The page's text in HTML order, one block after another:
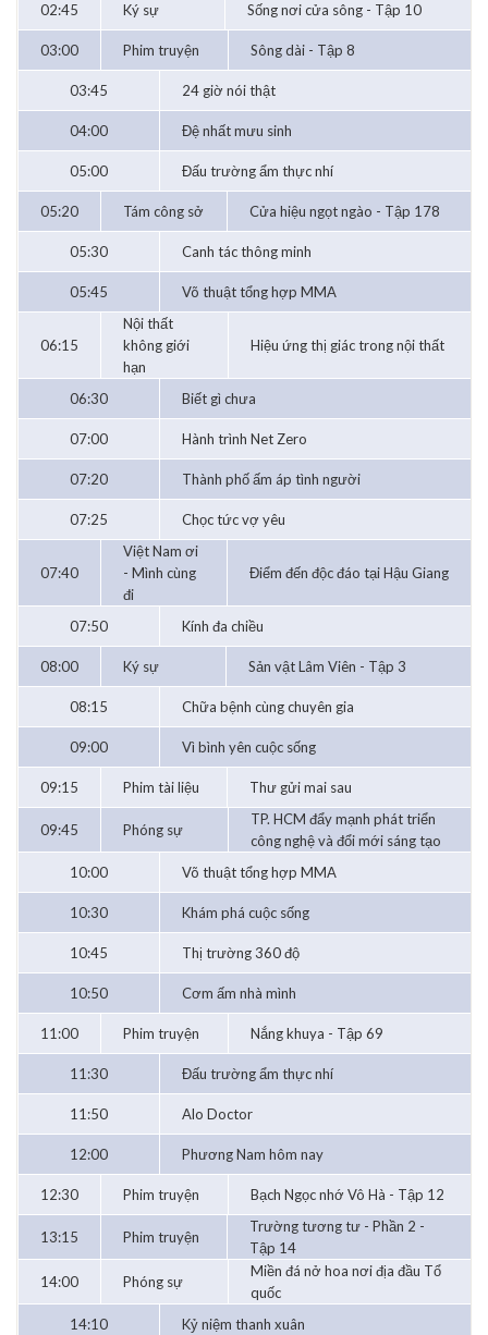
02:45 Ký sự Sống nơi cửa sông - Tập 10
03:00 Phim truyện Sông dài - Tập 8
03:45 24 giờ nói thật
04:00 Đệ nhất mưu sinh
05:00 Đấu trường ẩm thực nhí
05:20 Tám công sở Cửa hiệu ngọt ngào - Tập 178
05:30 Canh tác thông minh
05:45 Võ thuật tổng hợp MMA
06:15
Nội thất
không giới
hạn
Hiệu ứng thị giác trong nội thất
06:30 Biết gì chưa
07:00 Hành trình Net Zero
07:20 Thành phố ấm áp tình người
07:25 Chọc tức vợ yêu
07:40
Việt Nam ơi
- Mình cùng
đi
Điểm đến độc đáo tại Hậu Giang
07:50 Kính đa chiều
08:00 Ký sự Sản vật Lâm Viên - Tập 3
08:15 Chữa bệnh cùng chuyên gia
09:00 Vì bình yên cuộc sống
09:15 Phim tài liệu Thư gửi mai sau
09:45 Phóng sự
TP. HCM đẩy mạnh phát triển
công nghệ và đổi mới sáng tạo
10:00
Võ thuật tổng hợp MMA
10:30 Khám phá cuộc sống
10:45 Thị trường 360 độ
10:50 Cơm ấm nhà mình
11:00 Phim truyện Nắng khuya - Tập 69
11:30 Đấu trường ẩm thực nhí
11:50 Alo Doctor
12:00 Phương Nam hôm nay
12:30 Phim truyện Bạch Ngọc nhớ Vô Hà - Tập 12
13:15 Phim truyện
Trường tương tư - Phần 2 -
Tập 14
14:00
Phóng sự
Miền đá nở hoa nơi địa đầu Tổ
quốc
14:10
Kỷ niệm thanh xuân